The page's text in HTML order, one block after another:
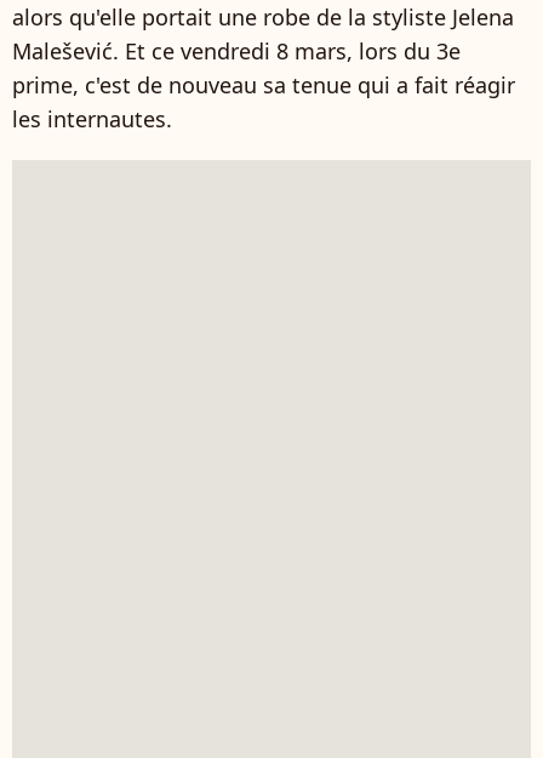
alors qu'elle portait une robe de la styliste Jelena
Malešević. Et ce vendredi 8 mars, lors du 3e
prime, c'est de nouveau sa tenue qui a fait réagir
les internautes.